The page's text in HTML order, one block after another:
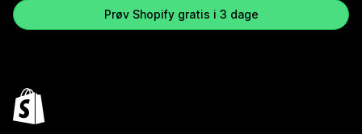
Prøv Shopify gratis i 3 dage